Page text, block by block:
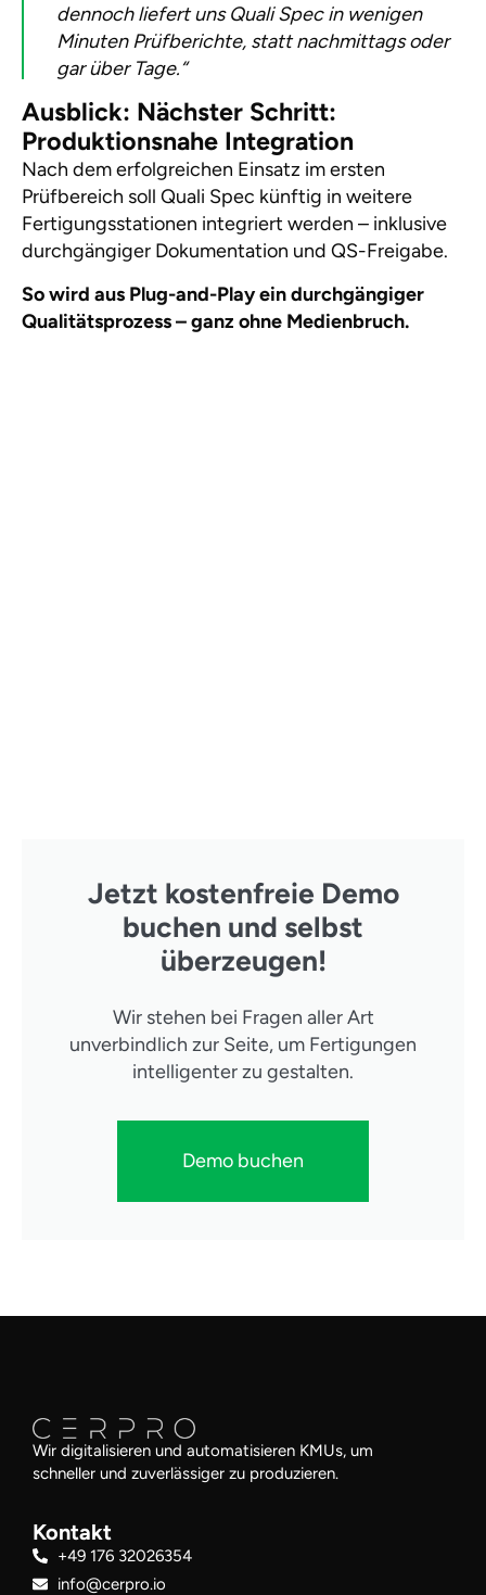
dennoch liefert uns Quali Spec in wenigen
Minuten Prüfberichte, statt nachmittags oder
gar über Tage.“
Ausblick: Nächster Schritt:
Produktionsnahe Integration
Nach dem erfolgreichen Einsatz im ersten
Prüfbereich soll Quali Spec künftig in weitere
Fertigungsstationen integriert werden – inklusive
durchgängiger Dokumentation und QS-Freigabe.
So wird aus Plug-and-Play ein durchgängiger
Qualitätsprozess – ganz ohne Medienbruch.
Jetzt kostenfreie Demo
buchen und selbst
überzeugen!
Wir stehen bei Fragen aller Art
unverbindlich zur Seite, um Fertigungen
intelligenter zu gestalten.
Demo buchen
Wir digitalisieren und automatisieren KMUs, um
schneller und zuverlässiger zu produzieren.
Kontakt
+49 176 32026354
info@cerpro.io